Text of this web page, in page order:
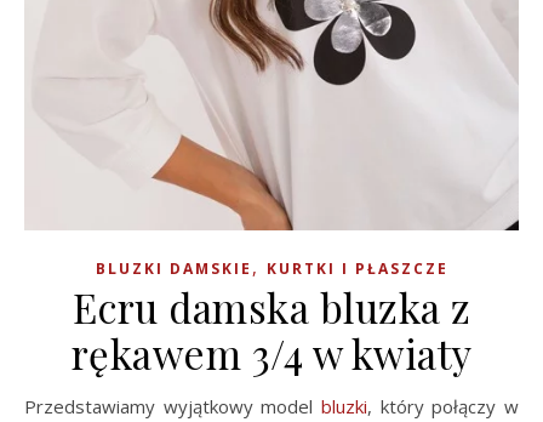
BLUZKI DAMSKIE , KURTKI I PŁASZCZE
Ecru damska bluzka z
rękawem 3/4 w kwiaty
Przedstawiamy wyjątkowy model bluzki, który połączy w